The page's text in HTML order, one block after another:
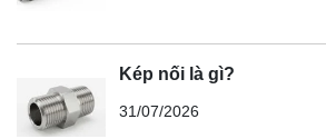
Kép nối là gì?
31/07/2026